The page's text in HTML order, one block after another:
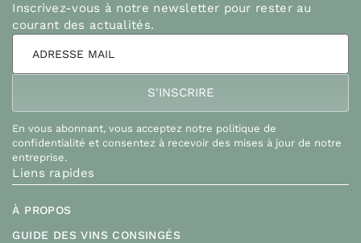
Inscrivez-vous à notre newsletter pour rester au
courant des actualités.
En vous abonnant, vous acceptez notre politique de
confidentialité et consentez à recevoir des mises à jour de notre
entreprise.
Liens rapides
À PROPOS
GUIDE DES VINS CONSINGÉS